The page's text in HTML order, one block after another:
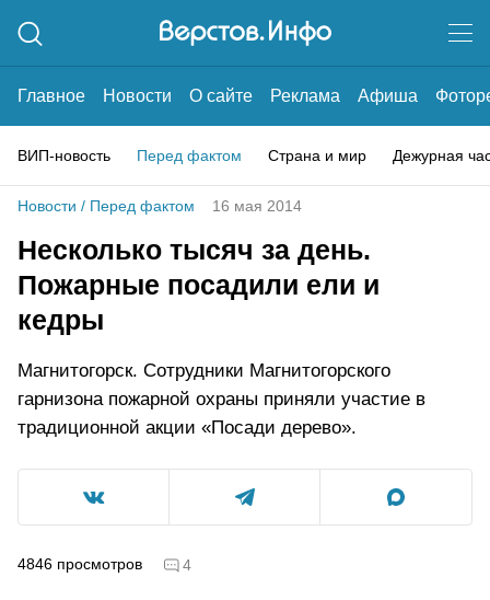
Главное Новости О сайте Реклама Афиша
ВИП-новость Перед фактом Страна и мир Дежурная
Новости / Перед фактом 16 мая 2014
Несколько тысяч за день.
Пожарные посадили ели и
кедры
Магнитогорск. Сотрудники Магнитогорского
гарнизона пожарной охраны приняли участие в
традиционной акции «Посади дерево».
4846 просмотров 4